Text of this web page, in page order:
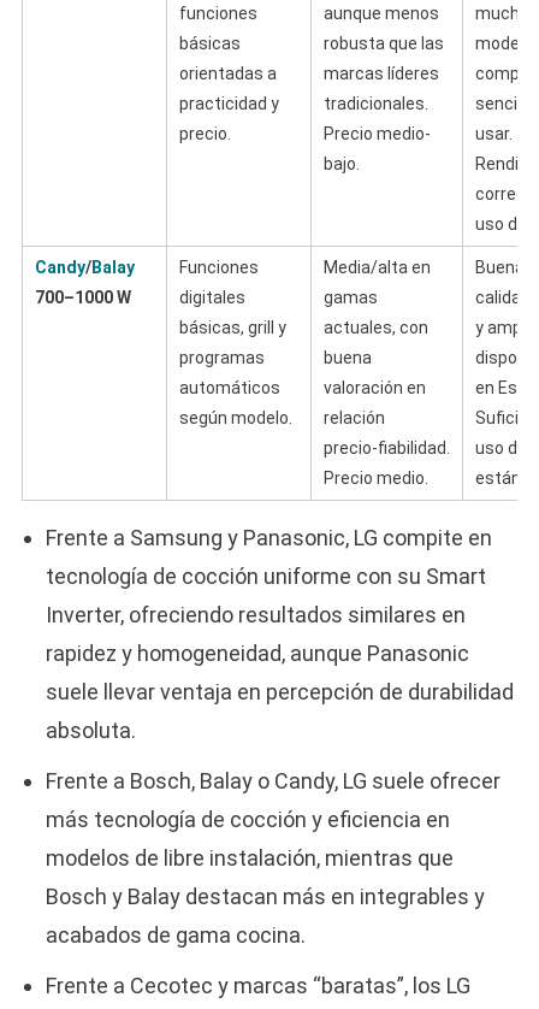
funciones
básicas
orientadas a
practicidad y
precio.
aunque menos
robusta que las
marcas líderes
tradicionales.
Precio medio-
bajo.
muchos
usar.
uso
Candy/Balay
700–1000 W
Funciones
digitales
básicas, grill y
programas
automáticos
según modelo.
Media/alta en
gamas
actuales, con
buena
valoración en
relación
precio‑fiabilidad.
Precio medio.
Buena
y amplia
en
uso
Frente a Samsung y Panasonic, LG compite en
tecnología de cocción uniforme con su Smart
Inverter, ofreciendo resultados similares en
rapidez y homogeneidad, aunque Panasonic
suele llevar ventaja en percepción de durabilidad
absoluta.​
Frente a Bosch, Balay o Candy, LG suele ofrecer
más tecnología de cocción y eficiencia en
modelos de libre instalación, mientras que
Bosch y Balay destacan más en integrables y
acabados de gama cocina.​
Frente a Cecotec y marcas “baratas”, los LG